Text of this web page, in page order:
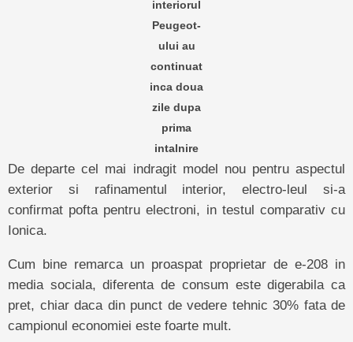
interiorul
Peugeot-
ului au
continuat
inca doua
zile dupa
prima
intalnire
De departe cel mai indragit model nou pentru aspectul
exterior si rafinamentul interior, electro-leul si-a
confirmat pofta pentru electroni, in testul comparativ cu
Ionica.
Cum bine remarca un proaspat proprietar de e-208 in
media sociala, diferenta de consum este digerabila ca
pret, chiar daca din punct de vedere tehnic 30% fata de
campionul economiei este foarte mult.